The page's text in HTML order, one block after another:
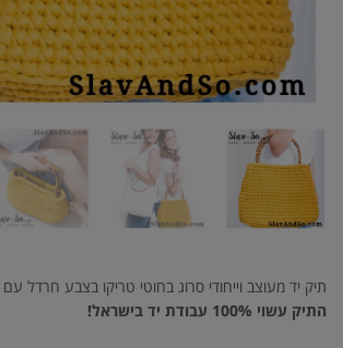
תיק יד מעוצב וייחודי סרוג בחוטי טריקו בצבע חרדל עם
התיק עשוי 100% עבודת יד בישראל!